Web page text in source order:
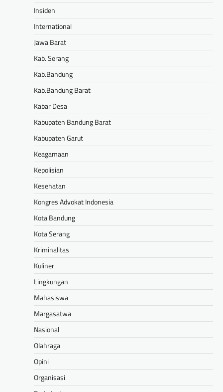
Insiden
International
Jawa Barat
Kab. Serang
Kab.Bandung
Kab.Bandung Barat
Kabar Desa
Kabupaten Bandung Barat
Kabupaten Garut
Keagamaan
Kepolisian
Kesehatan
Kongres Advokat Indonesia
Kota Bandung
Kota Serang
Kriminalitas
Kuliner
Lingkungan
Mahasiswa
Margasatwa
Nasional
Olahraga
Opini
Organisasi